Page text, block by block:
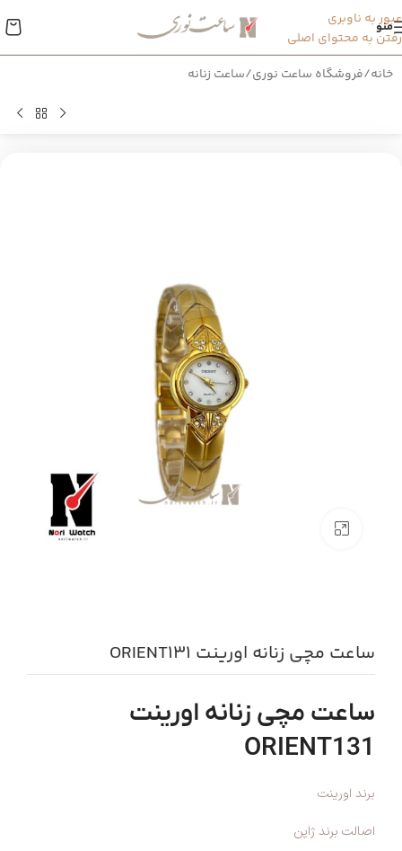
عبور به ناوبری
رفتن به محتوای اصلی
منو
خانه/فروشگاه ساعت نوری/ساعت زنانه
ساعت مچی زنانه اورینت ORIENT131
ساعت مچی زنانه اورینت
ORIENT131
برند اورینت
اصالت برند ژاپن